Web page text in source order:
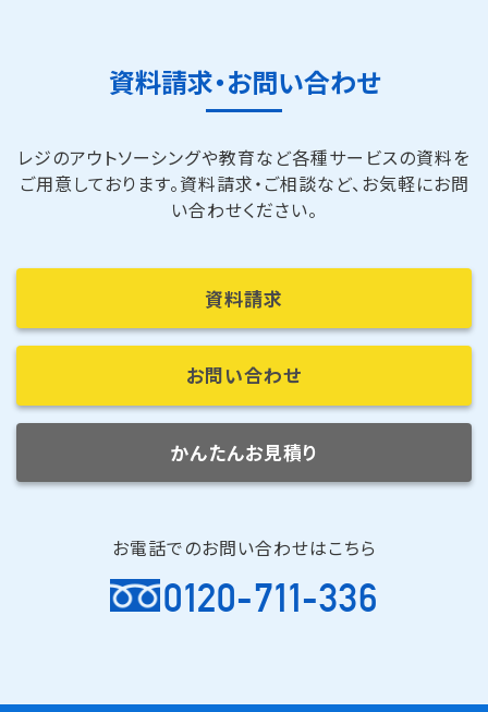
資料請求・お問い合わせ
レジのアウトソーシングや教育など各種サービスの資料を
ご用意しております。資料請求・ご相談など、お気軽にお問
い合わせください。
資料請求
お問い合わせ
かんたんお見積り
お電話でのお問い合わせはこちら
0120-711-336